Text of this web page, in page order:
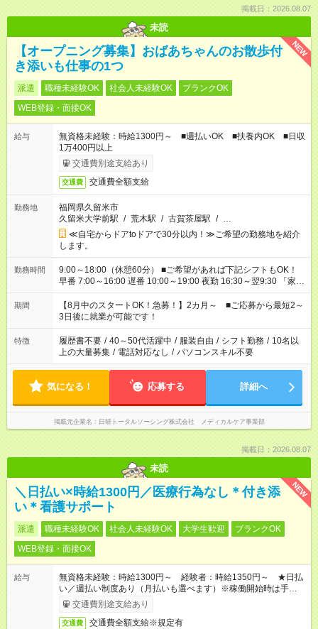
掲載日：2026.08.07
未読
NEW
【オープニング募集】おばあちゃんのお散歩付
き添いも仕事の1つ
派遣 職種未経験OK 社会人未経験OK
ブランクOK
WEB登録・面接OK
給与
無資格未経験：時給1300円～ ■週払いOK ■扶養内OK ■日収
1万400円以上
交通費別途支給あり
交通費 交通費全額支給
勤務地
福岡県久留米市
久留米大学前駅 / 荒木駅 / 古賀茶屋駅 / …
≪自宅からドアtoドアで30分以内！≫ご希望の勤務地を紹介
します。
勤務時間
9:00～18:00（休憩60分） ■ご希望があれば下記シフトもOK！
早番 7:00～16:00 遅番 10:00～19:00 夜勤 16:30～翌9:30 「家族
と休みを合わせたい」 「余裕を持って夕飯の準備がしたい」
「できれば残業はしたくない」 など、ご希望を教えてください
ね。 ※Wワーク希望の方へ 今ご覧のお仕事で希望する勤務時間
と、もう1つのお仕事の勤務時間。 合計で週40時間を超える場
合は応募できません。
期間
【8月中のスタートOK！急募！】2カ月～ ■ご応募から最短2～
3日後に就業が可能です！
特徴 履歴書不要 / 40～50代活躍中 / 服装自由 / シフト勤務 / 10名以
上の大量募集 / 電話対応なし / パソコンスキル不要
気になる！ 応募する 詳細へ
掲載元企業名 日研トータルソーシング株式会社 メディカルケア事業部
掲載日：2026.08.07
未読
NEW
＼日払い×時給1300円／医療行為なし＊付き添
い＊看護サポート
派遣 職種未経験OK 社会人未経験OK 大学生歓迎
ブランクOK
WEB登録・面接OK
給与
無資格未経験：時給1300円～ 経験者：時給1350円～ ★日払
い／週払い制度あり（月払いも選べます）※稼働開始時は手続き
完了次第のお支払いとなります。
交通費別途支給あり
交通費 交通費全額支給※規定有